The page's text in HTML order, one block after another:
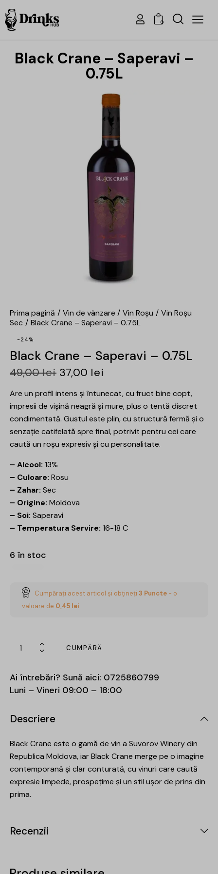
0
Black Crane – Saperavi –
0.75L
Prima pagină Vin de vânzare Vin Roșu
Vin Roșu
Sec
Black Crane – Saperavi – 0.75L
-24%
Black Crane – Saperavi – 0.75L
49,00lei 37,00 lei
Are un profil intens și întunecat, cu fruct bine copt,
impresii de vișină neagră și mure, plus o tentă discret
condimentată. Gustul este plin, cu structură fermă și o
senzație catifelată spre final, potrivit pentru cei care
caută un roșu expresiv și cu personalitate.
– Alcool: 13%
– Culoare: Rosu
– Zahar: Sec
– Origine: Moldova
– Soi: Saperavi
– Temperatura Servire: 16-18 C
6 în stoc
Cumpărați acest articol și obțineți 3 Puncte - o
valoare de 0,45 lei
CUMPĂRĂ
Ai întrebări? Sună aici: 0725860799
Luni – Vineri 09:00 – 18:00
Descriere
Black Crane este o gamă de vin a Suvorov Winery din
Republica Moldova, iar Black Crane merge pe o imagine
contemporană și clar conturată, cu vinuri care caută
expresie limpede, prospețime și un stil ușor de prins din
prima.
Recenzii